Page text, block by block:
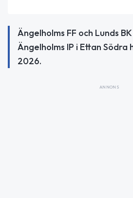
Ängelholms FF och Lunds
Ängelholms IP i Ettan Södra
2026.
ANNONS